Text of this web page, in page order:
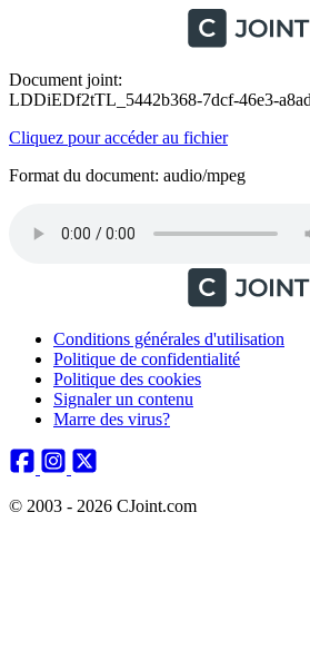
Document joint:
LDDiEDf2tTL_5442b368-7dcf-46e3-
Cliquez pour accéder au fichier
Format du document: audio/mpeg
Conditions générales d'utilisation
Politique de confidentialité
Politique des cookies
Signaler un contenu
Marre des virus?
© 2003 - 2026 CJoint.com